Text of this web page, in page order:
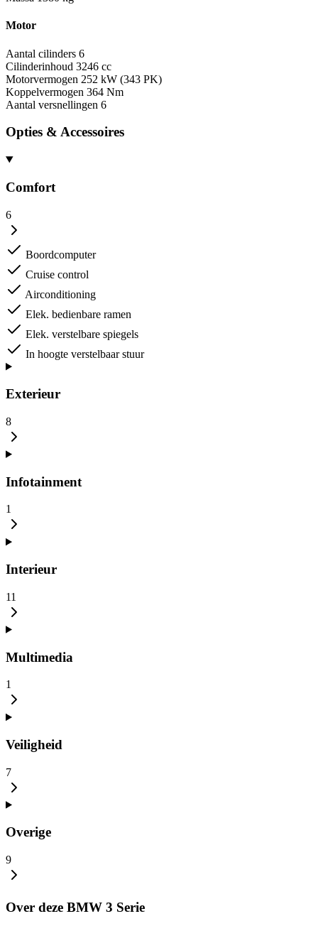
Motor
Aantal cilinders 6
Cilinderinhoud 3246 cc
Motorvermogen 252 kW (343 PK)
Koppelvermogen 364 Nm
Aantal versnellingen 6
Opties & Accessoires
Comfort
6
Boordcomputer
Cruise control
Airconditioning
Elek. bedienbare ramen
Elek. verstelbare spiegels
In hoogte verstelbaar stuur
Exterieur
8
Infotainment
1
Interieur
11
Multimedia
1
Veiligheid
7
Overige
9
Over deze BMW 3 Serie